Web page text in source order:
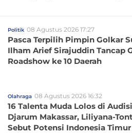
Politik 08 Agustus 2026 17:27
Pasca Terpilih Pimpin Golkar
Ilham Arief Sirajuddin Tancap
Roadshow ke 10 Daerah
Olahraga 08 Agustus 2026 16:32
16 Talenta Muda Lolos di
Djarum Makassar, Liliyana-
Sebut Potensi Indonesia Timur